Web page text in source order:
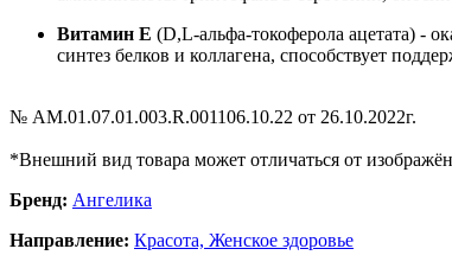
Витамин Е (D,L-альфа-токоферола ацетата) -
синтез белков и коллагена, способствует
№ АМ.01.07.01.003.R.001106.10.22 от 26.10.2022г.
*Внешний вид товара может отличаться от
Бренд: Ангелика
Направление: Красота, Женское здоровье